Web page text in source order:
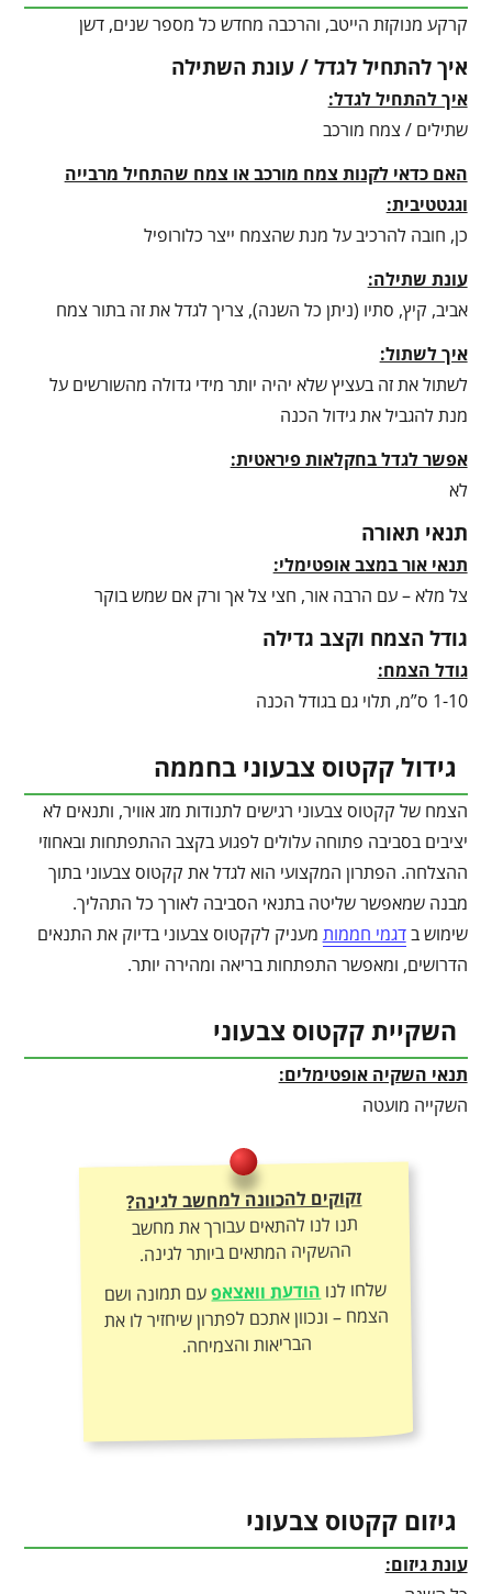
קרקע מנוקזת הייטב, והרכבה מחדש כל מספר שנים, דשן
איך להתחיל לגדל / עונת השתילה
איך להתחיל לגדל:
שתילים / צמח מורכב
האם כדאי לקנות צמח מורכב או צמח שהתחיל מרבייה
וגגטטיבית:
כן, חובה להרכיב על מנת שהצמח ייצר כלורופיל
עונת שתילה:
אביב, קיץ, סתיו (ניתן כל השנה), צריך לגדל את זה בתור צמח
איך לשתול:
לשתול את זה בעציץ שלא יהיה יותר מידי גדולה מהשורשים על
מנת להגביל את גידול הכנה
אפשר לגדל בחקלאות פיראטית:
לא
תנאי תאורה
תנאי אור במצב אופטימלי:
צל מלא – עם הרבה אור, חצי צל אך ורק אם שמש בוקר
גודל הצמח וקצב גדילה
גודל הצמח:
1-10 ס”מ, תלוי גם בגודל הכנה
גידול קקטוס צבעוני בחממה
הצמח של קקטוס צבעוני רגישים לתנודות מזג אוויר, ותנאים לא
יציבים בסביבה פתוחה עלולים לפגוע בקצב ההתפתחות ובאחוזי
ההצלחה. הפתרון המקצועי הוא לגדל את קקטוס צבעוני בתוך
מבנה שמאפשר שליטה בתנאי הסביבה לאורך כל התהליך.
שימוש בדגמי חממות מעניק לקקטוס צבעוני בדיוק את התנאים
הדרושים, ומאפשר התפתחות בריאה ומהירה יותר.
השקיית קקטוס צבעוני
תנאי השקיה אופטימלים:
השקייה מועטה
זקוקים להכוונה למחשב לגינה?
תנו לנו להתאים עבורך את מחשב
ההשקיה המתאים ביותר לגינה.
שלחו לנוהודעת וואצאפעם תמונה ושם
הצמח – ונכוון אתכם לפתרון שיחזיר לו את
הבריאות והצמיחה.
גיזום קקטוס צבעוני
עונת גיזום: